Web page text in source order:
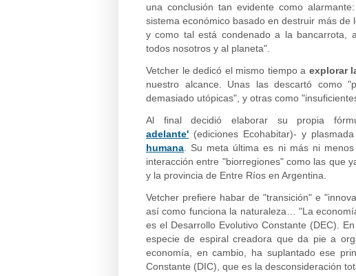
una conclusión tan evidente como
sistema económico basado en destruir más de
y como tal está condenado a la bancarrota,
todos nosotros y al planeta".
Vetcher le dedicó el mismo tiempo a explorar
nuestro alcance. Unas las descartó como
demasiado utópicas", y otras como
Al final decidió elaborar su propia
adelante' (ediciones Ecohabitar)- y
humana . Su meta última es ni más ni
interacción entre "biorregiones" como las que
y la provincia de Entre Ríos en Argentina.
Vetcher prefiere habar de "transición" e
así como funciona la naturaleza… "La
es el Desarrollo Evolutivo Constante (DEC).
especie de espiral creadora que da pie a
economía, en cambio, ha suplantado ese
Constante (DIC), que es la desconsideración